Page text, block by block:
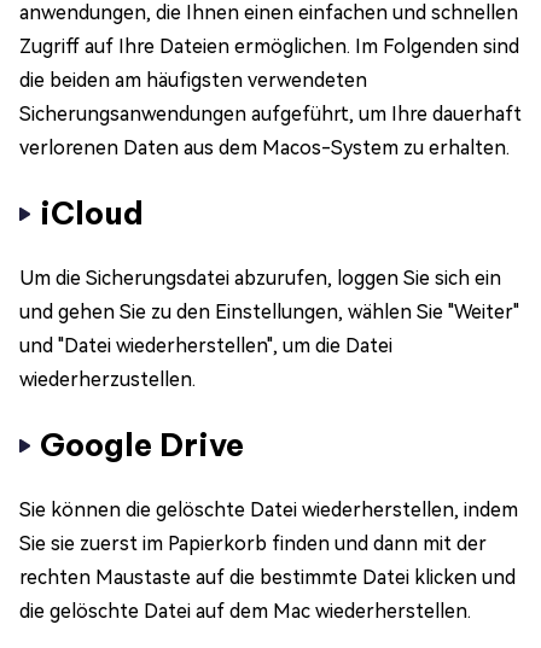
anwendungen, die Ihnen einen einfachen und schnellen
Zugriff auf Ihre Dateien ermöglichen. Im Folgenden sind
die beiden am häufigsten verwendeten
Sicherungsanwendungen aufgeführt, um Ihre dauerhaft
verlorenen Daten aus dem Macos-System zu erhalten.
iCloud
Um die Sicherungsdatei abzurufen, loggen Sie sich ein
und gehen Sie zu den Einstellungen, wählen Sie "Weiter"
und "Datei wiederherstellen", um die Datei
wiederherzustellen.
Google Drive
Sie können die gelöschte Datei wiederherstellen, indem
Sie sie zuerst im Papierkorb finden und dann mit der
rechten Maustaste auf die bestimmte Datei klicken und
die gelöschte Datei auf dem Mac wiederherstellen.